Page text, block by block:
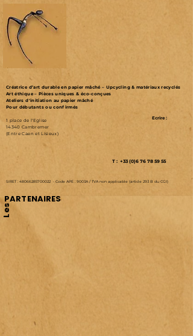
Créatrice d’art durable en papier mâché – Upcycling & matériaux recyclés
Art éthique – Pièces uniques & éco-conçues
Ateliers d'initiation au papier mâché
Pour débutants ou confirmés
1 place de l'Eglise
14340 Cambremer
(Entre Caen et Lisieux)
Ecrire :
SIRET : 48066285700022 - Code APE : 9003A / TVA non applicable (article 293 B du CGI)
T : +33 (0)6 76 78 59 55
Les
PARTENAIRES